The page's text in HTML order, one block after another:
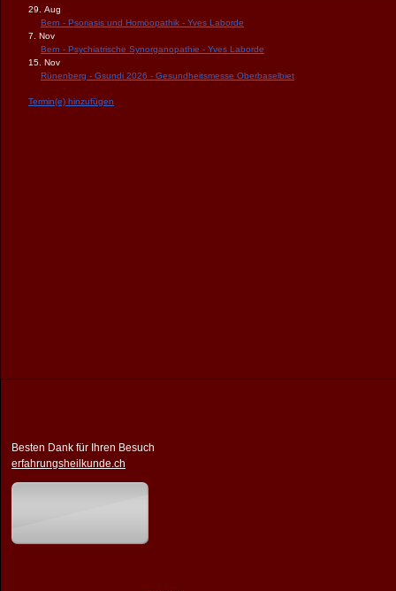
29. Aug
Bern - Psoriasis und Homöopathik - Yves Laborde
7. Nov
Bern - Psychiatrische Synorganopathie - Yves Laborde
15. Nov
Rünenberg - Gsundi 2026 - Gesundheitsmesse Oberbaselbiet
Termin(e) hinzufügen
Besten Dank für Ihren Besuch
erfahrungsheilkunde.ch